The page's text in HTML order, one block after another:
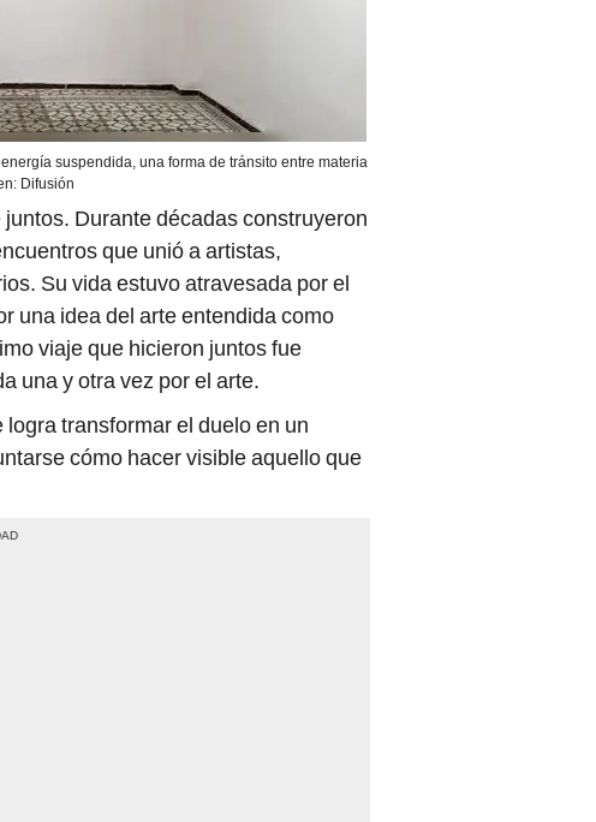
suspendida, una forma de tránsito entre materia
Difusión
Durante décadas construyeron
que unió a artistas,
Su vida estuvo atravesada por el
una idea del arte entendida como
viaje que hicieron juntos fue
una y otra vez por el arte.
transformar el duelo en un
cómo hacer visible aquello que